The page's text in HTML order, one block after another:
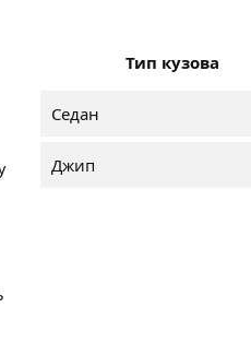
Тип кузова
Седан
Джип